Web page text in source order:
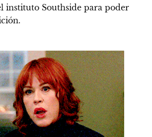
instituto Southside para poder
.